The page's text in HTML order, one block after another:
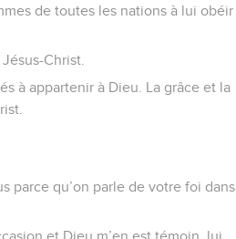
de toutes les nations à lui obéir
Christ.
à appartenir à Dieu. La grâce et la
parce qu’on parle de votre foi dans
et Dieu m’en est témoin, lui